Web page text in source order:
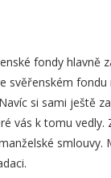
fondy hlavně
si sami ještě
vás k tomu
smlouvy.